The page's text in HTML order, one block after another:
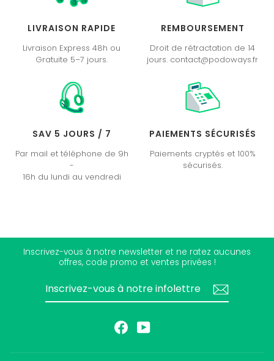
LIVRAISON RAPIDE
Livraison Express 48h ou
Gratuite 5–7 jours.
REMBOURSEMENT
Droit de rétractation de 14
jours. contact@podoways.fr
SAV 5 JOURS / 7
Par mail et téléphone de 9h
-
16h du lundi au vendredi
PAIEMENTS SÉCURISÉS
Paiements cryptés et 100%
sécurisés.
Inscrivez-vous à notre newsletter et ne ratez aucunes
offres, code promo et ventes privées !
FacebookYouTube